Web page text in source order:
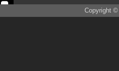
Copyright ©